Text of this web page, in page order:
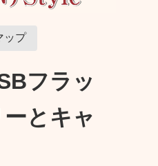
ップ
フラッ
とキャ